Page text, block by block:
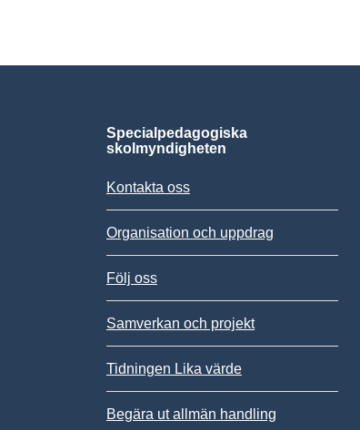
Specialpedagogiska
skolmyndigheten
Kontakta oss
Organisation och uppdrag
Följ oss
Samverkan och projekt
Tidningen Lika värde
Begära ut allmän handling